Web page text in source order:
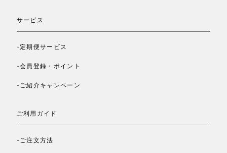
サービス
-定期便サービス
-会員登録・ポイント
-ご紹介キャンペーン
ご利用ガイド
-ご注文方法